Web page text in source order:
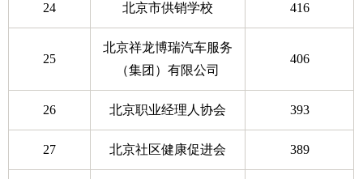
24 北京市供销学校 416
25
北京祥龙博瑞汽车服务
（集团）有限公司
406
26 北京职业经理人协会 393
27 北京社区健康促进会 389